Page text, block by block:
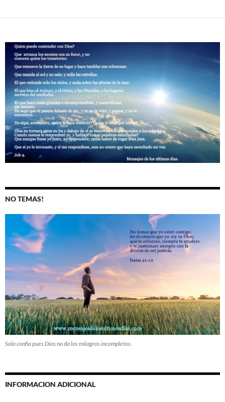
NO TEMAS!
Solo confia pues Dios no da los milagros incompletos.
INFORMACION ADICIONAL